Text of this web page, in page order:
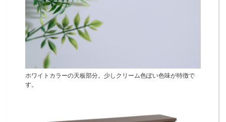
ホワイトカラーの天板部分。少しクリーム色ぽい色味が特徴で
す。